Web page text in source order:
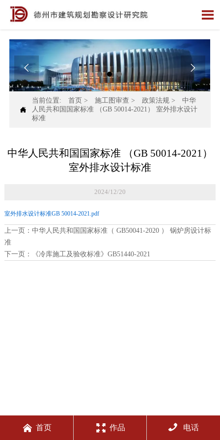

 

当前位置: 首页 > 施工图审查 > 政策法规>
中华
人民共和国国家标准 （GB 50014-2021） 室外排水设计
标准
中华人民共和国国家标准 （GB 50014-2021）
室外排水设计标准
2024/12/20
室外排水设计标准GB 50014-2021.pdf
上一页： 中华人民共和国国家标准（ GB50041-2020 ） 锅炉房设计标
准
下一页：
《冷库施工及验收标准》GB51440-2021
 首页  作品  电话